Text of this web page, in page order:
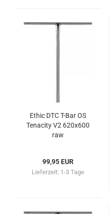
Ethic DTC T-Bar OS
Tenacity V2 620x600
raw
99,95 EUR
Lieferzeit: 1-3 Tage